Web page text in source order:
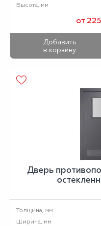
Высота, мм
от
Добавить
в корзину
Дверь
Толщина, мм
Ширина, мм